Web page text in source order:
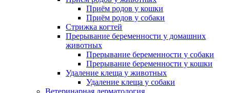
Приём родов у кошки
Приём родов у собаки
Стрижка когтей
Прерывание беременности у домашних
животных
Прерывание беременности у собаки
Прерывание беременности у кошки
Удаление клеща у животных
Удаление клеща у собаки
Ветеринарная дерматология